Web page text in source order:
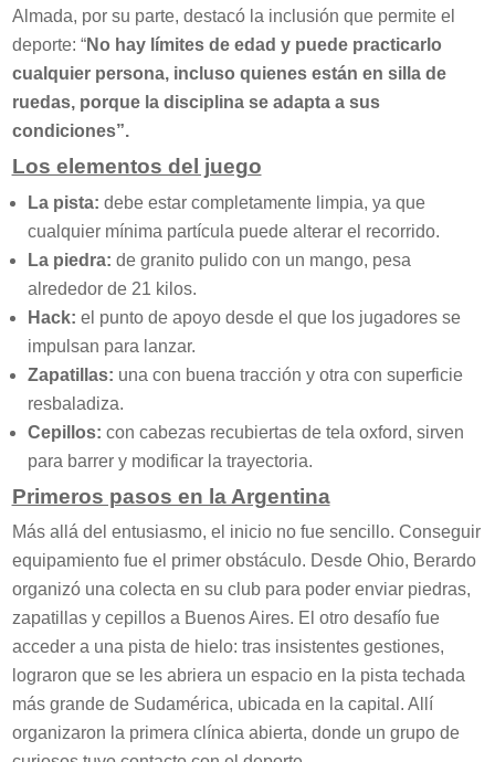
Almada, por su parte, destacó la inclusión que permite el
deporte: “No hay límites de edad y puede practicarlo
cualquier persona, incluso quienes están en silla de
ruedas, porque la disciplina se adapta a sus
condiciones”.
Los elementos del juego
La pista: debe estar completamente limpia, ya que
cualquier mínima partícula puede alterar el recorrido.
La piedra: de granito pulido con un mango, pesa
alrededor de 21 kilos.
Hack: el punto de apoyo desde el que los jugadores se
impulsan para lanzar.
Zapatillas: una con buena tracción y otra con superficie
resbaladiza.
Cepillos: con cabezas recubiertas de tela oxford, sirven
para barrer y modificar la trayectoria.
Primeros pasos en la Argentina
Más allá del entusiasmo, el inicio no fue sencillo. Conseguir
equipamiento fue el primer obstáculo. Desde Ohio, Berardo
organizó una colecta en su club para poder enviar piedras,
zapatillas y cepillos a Buenos Aires. El otro desafío fue
acceder a una pista de hielo: tras insistentes gestiones,
lograron que se les abriera un espacio en la pista techada
más grande de Sudamérica, ubicada en la capital. Allí
organizaron la primera clínica abierta, donde un grupo de